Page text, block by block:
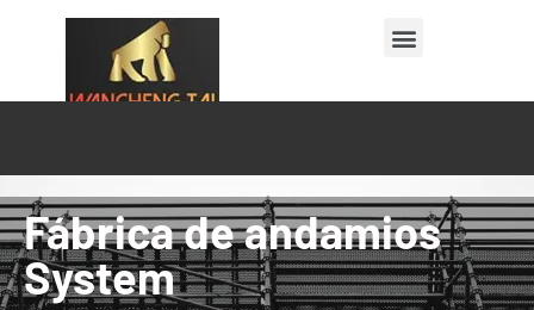
Fábrica de andamios
System